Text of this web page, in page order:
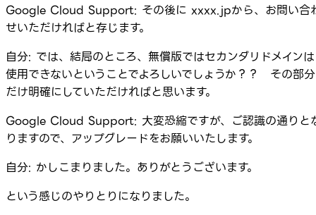
Google Cloud Support: その後に xxxx.jpから、お問い合
せいただければと存じます。
自分: では、結局のところ、無償版ではセカンダリドメインは
使用できないということでよろしいでしょうか？？ その部分
だけ明確にしていただければと思います。
Google Cloud Support: 大変恐縮ですが、ご認識の通りと
りますので、アップグレードをお願いいたします。
自分: かしこまりました。ありがとうございます。
という感じのやりとりになりました。